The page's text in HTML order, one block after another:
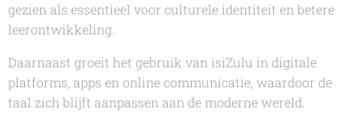
gezien als essentieel voor culturele identiteit en betere
leerontwikkeling.
Daarnaast groeit het gebruik van isiZulu in digitale
platforms, apps en online communicatie, waardoor de
taal zich blijft aanpassen aan de moderne wereld.